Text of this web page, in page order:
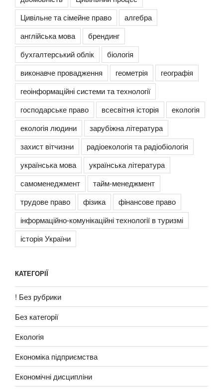
Цивільне та сімейне право
алгебра
англійська мова
брендинг
бухгалтерський облік
біологія
виконавче провадження
геометрія
географія
геоінформаційні системи та технології
господарське право
всесвітня історія
екологія
екологія людини
зарубіжна література
захист вітчизни
радіоекологія та радіобіологія
українська мова
українська література
самоменеджмент
тайм-менеджмент
трудове право
фізика
фінансове право
інформаційно-комунікаційні технології в туризмі
історія України
КАТЕГОРІЇ
! Без рубрики
Без категорії
Екологія
Економіка підприємства
Економічні дисципліни